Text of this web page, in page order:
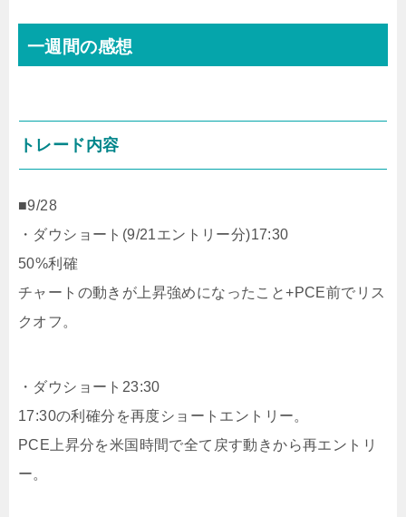
一週間の感想
トレード内容
■9/28
・ダウショート(9/21エントリー分)17:30
50%利確
チャートの動きが上昇強めになったこと+PCE前でリス
クオフ。
・ダウショート23:30
17:30の利確分を再度ショートエントリー。
PCE上昇分を米国時間で全て戻す動きから再エントリ
ー。